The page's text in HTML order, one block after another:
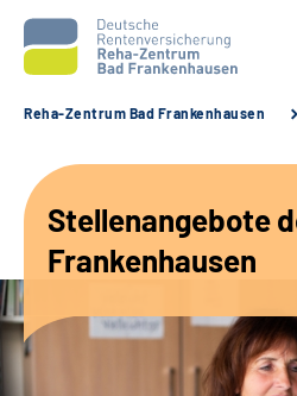
Unsere Angebote
Karriere
Reha-Zentrum Bad Frankenhausen
Stellenangebote
Frankenhausen